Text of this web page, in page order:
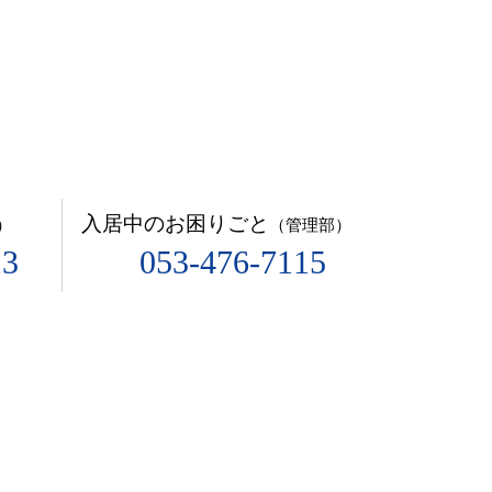
入居中のお困りごと （管理部）
053-476-7115